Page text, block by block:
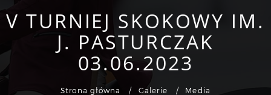
V TURNIEJ SKOKOWY IM.
J. PASTURCZAK
03.06.2023
Strona główna Galerie Media